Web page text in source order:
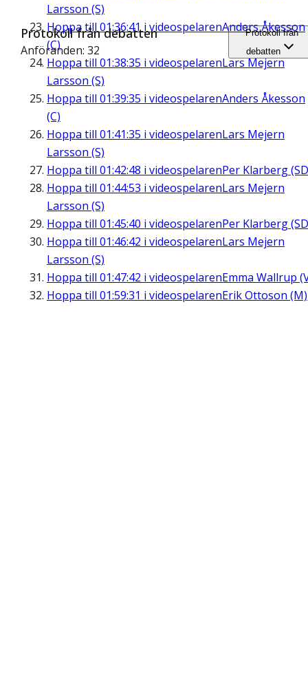
Larsson (S)
Hoppa till 01:36:41 i videospelarenAnders Åkesson
(C)
Hoppa till 01:38:35 i videospelarenLars Mejern
Larsson (S)
Hoppa till 01:39:35 i videospelarenAnders Åkesson
(C)
Hoppa till 01:41:35 i videospelarenLars Mejern
Larsson (S)
Hoppa till 01:42:48 i videospelarenPer Klarberg
Hoppa till 01:44:53 i videospelarenLars Mejern
Larsson (S)
Hoppa till 01:45:40 i videospelarenPer Klarberg
Hoppa till 01:46:42 i videospelarenLars Mejern
Larsson (S)
Hoppa till 01:47:42 i videospelarenEmma Wallrup
Hoppa till 01:59:31 i videospelarenErik Ottoson (M)
Protokoll från debatten
Anföranden: 32
Protokoll från
debatten